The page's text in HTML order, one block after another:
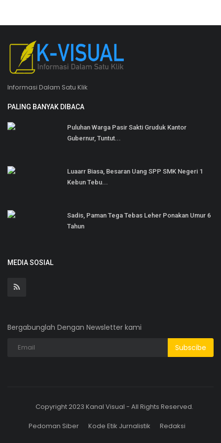
Informasi Dalam Satu Klik
PALING BANYAK DIBACA
Puluhan Warga Pasir Sakti Gruduk Kantor
Gubernur, Tuntut...
Luaarr Biasa, Besaran Uang SPP SMK Negeri 1
Kebun Tebu...
Sadis, Paman Tega Tebas Leher Ponakan Umur 6
Tahun
MEDIA SOSIAL
Bergabunglah Dengan Newsletter kami
Subscibe
Copyright 2023 Kanal Visual - All Rights Reserved.
Pedoman Siber Kode Etik Jurnalistik Redaksi